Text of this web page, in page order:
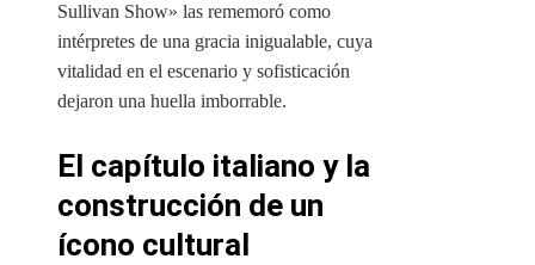
Sullivan Show» las rememoró como
intérpretes de una gracia inigualable, cuya
vitalidad en el escenario y sofisticación
dejaron una huella imborrable.
El capítulo italiano y la
construcción de un
ícono cultural